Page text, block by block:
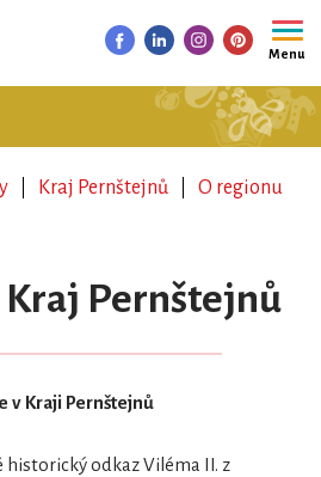
Menu
Kraj Pernštejnů O regionu
Pernštejnů
v Kraji Pernštejnů
historický odkaz Viléma II. z